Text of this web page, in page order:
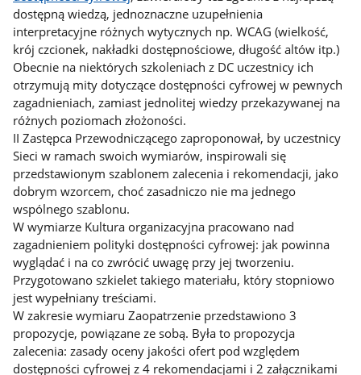
dostępną wiedzą, jednoznaczne uzupełnienia
interpretacyjne różnych wytycznych np. WCAG (wielkość,
krój czcionek, nakładki dostępnościowe, długość altów itp.)
Obecnie na niektórych szkoleniach z DC uczestnicy ich
otrzymują mity dotyczące dostępności cyfrowej w pewnych
zagadnieniach, zamiast jednolitej wiedzy przekazywanej na
różnych poziomach złożoności.
II Zastępca Przewodniczącego zaproponował, by uczestnicy
Sieci w ramach swoich wymiarów, inspirowali się
przedstawionym szablonem zalecenia i rekomendacji, jako
dobrym wzorcem, choć zasadniczo nie ma jednego
wspólnego szablonu.
W wymiarze Kultura organizacyjna pracowano nad
zagadnieniem polityki dostępności cyfrowej: jak powinna
wyglądać i na co zwrócić uwagę przy jej tworzeniu.
Przygotowano szkielet takiego materiału, który stopniowo
jest wypełniany treściami.
W zakresie wymiaru Zaopatrzenie przedstawiono 3
propozycje, powiązane ze sobą. Była to propozycja
zalecenia: zasady oceny jakości ofert pod względem
dostępności cyfrowej z 4 rekomendacjami i 2 załącznikami